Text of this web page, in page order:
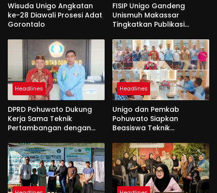
Wisuda Unigo Angkatan
ke-28 Diawali Prosesi Adat
Gorontalo
FISIP Unigo Gandeng
Unismuh Makassar
Tingkatkan Publikasi
Headlines
DPRD Pohuwato Dukung
Kerja Sama Teknik
Pertambangan dengan
Headlines
Unigo dan Pemkab
Pohuwato Siapkan
Beasiswa Teknik